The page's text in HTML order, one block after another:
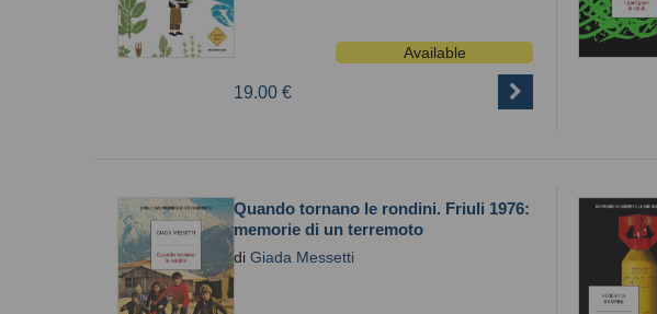
Available
19.00 €
Quando tornano le rondini. Friuli 1976:
memorie di un terremoto
di Giada Messetti